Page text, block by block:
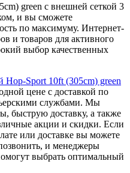
green с внешней сеткой 3
и вы сможете
по максимуму. Интернет-
и товаров для активного
выбор качественных
Hop-Sport 10ft (305cm) green
цене с доставкой по
службами. Мы
быструю доставку, а также
акции и скидки. Если
или доставке вы можете
и менеджеры
выбрать оптимальный